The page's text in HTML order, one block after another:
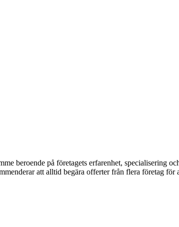
beroende på företagets erfarenhet, specialisering
att alltid begära offerter från flera företag för